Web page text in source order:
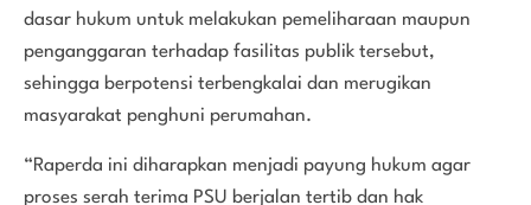
dasar hukum untuk melakukan pemeliharaan maupun
penganggaran terhadap fasilitas publik tersebut,
sehingga berpotensi terbengkalai dan merugikan
masyarakat penghuni perumahan.
“Raperda ini diharapkan menjadi payung hukum agar
proses serah terima PSU berjalan tertib dan hak